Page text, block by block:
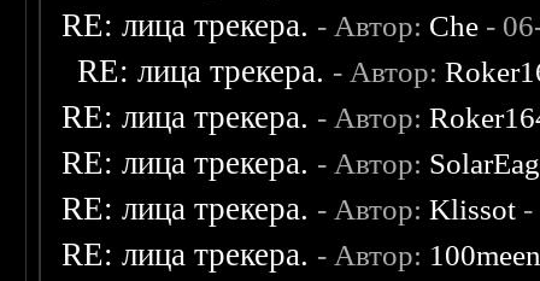
RE: лица трекера. - Автор: Che -
RE: лица трекера. - Автор:
RE: лица трекера. - Автор:
RE: лица трекера. - Автор:
RE: лица трекера. - Автор:Klissot -
RE: лица трекера. - Автор: